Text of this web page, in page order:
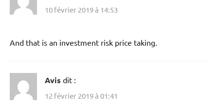
10 février 2019 à 14:53
And that is an investment risk price taking.
Avis dit :
12 février 2019 à 01:41